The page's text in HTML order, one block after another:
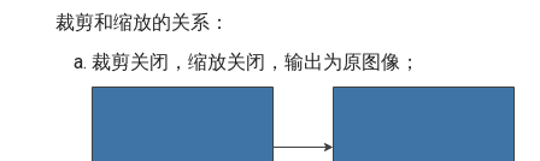
裁剪和缩放的关系：
裁剪关闭，缩放关闭，输出为原图像；